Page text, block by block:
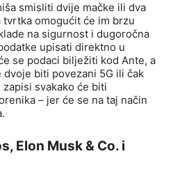
smisliti dvije mačke ili dva
tvrtka omogućit će im brzu
na sigurnost i dugoročna
upisati direktno u
se podaci bilježiti kod Ante, a
biti povezani 5G ili čak
svakako će biti
– jer će se na taj način
Elon Musk & Co. i